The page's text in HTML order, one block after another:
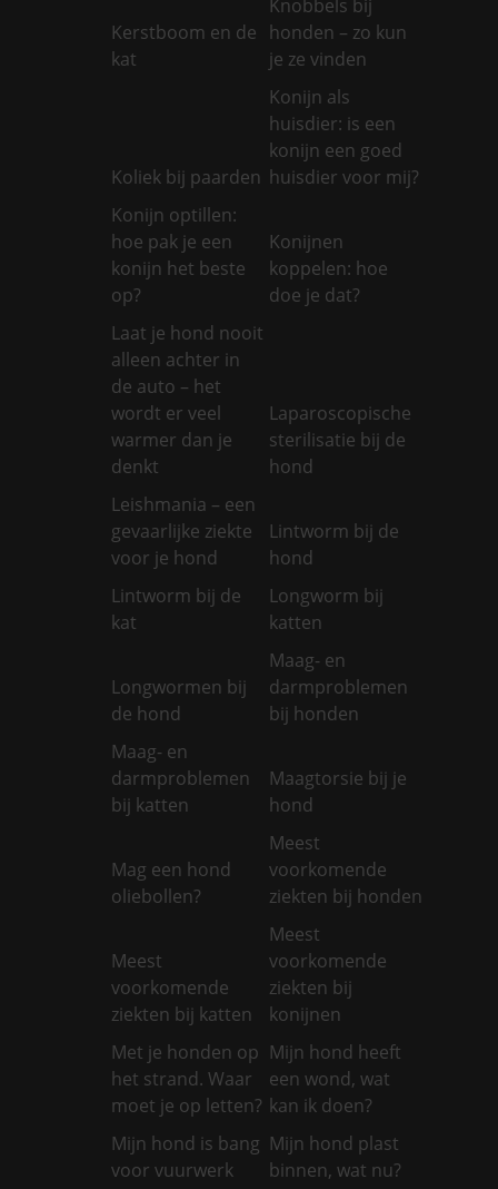
Kerstboom en de
kat
Knobbels bij
honden – zo kun
je ze vinden
Koliek bij paarden
Konijn als
huisdier: is een
konijn een goed
huisdier voor mij?
Konijn optillen:
hoe pak je een
konijn het beste
op?
Konijnen
koppelen: hoe
doe je dat?
Laat je hond nooit
alleen achter in
de auto – het
wordt er veel
warmer dan je
denkt
Laparoscopische
sterilisatie bij de
hond
Leishmania – een
gevaarlijke ziekte
voor je hond
Lintworm bij de
hond
Lintworm bij de
kat
Longworm bij
katten
Longwormen bij
de hond
Maag- en
darmproblemen
bij honden
Maag- en
darmproblemen
bij katten
Maagtorsie bij je
hond
Mag een hond
oliebollen?
Meest
voorkomende
ziekten bij honden
Meest
voorkomende
ziekten bij katten
Meest
voorkomende
ziekten bij
konijnen
Met je honden op
het strand. Waar
moet je op letten?
Mijn hond heeft
een wond, wat
kan ik doen?
Mijn hond is bang
voor vuurwerk
Mijn hond plast
binnen, wat nu?